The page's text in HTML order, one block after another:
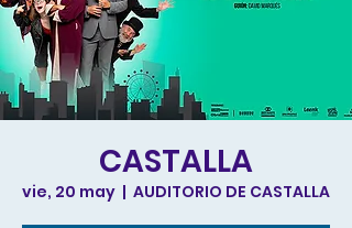
CASTALLA
vie, 20 may
  |
AUDITORIO DE CASTALLA